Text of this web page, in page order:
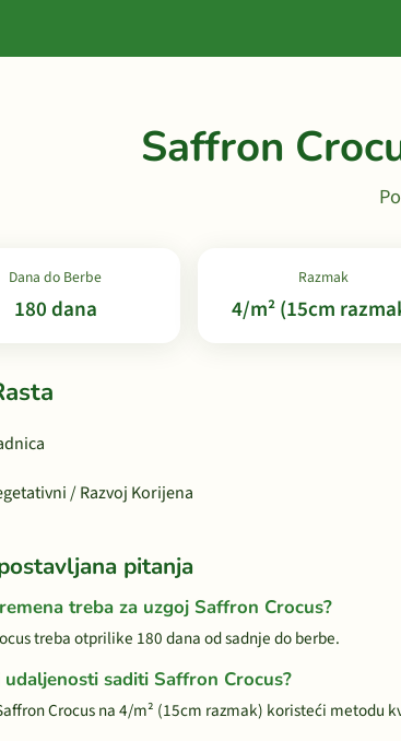
Saffron
Dana do Berbe
180 dana
Razmak
4/m² (15cm
/ Razvoj Korijena
pitanja
treba za uzgoj Saffron Crocus?
treba otprilike 180 dana od sadnje do berbe.
udaljenosti saditi Saffron Crocus?
Crocus na 4/m² (15cm razmak) koristeći metodu